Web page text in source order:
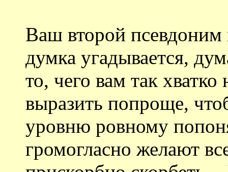
Ваш второй псевдоним
думка угадывается,
то, чего вам так хватко
выразить попроще,
уровню ровному
громогласно желают